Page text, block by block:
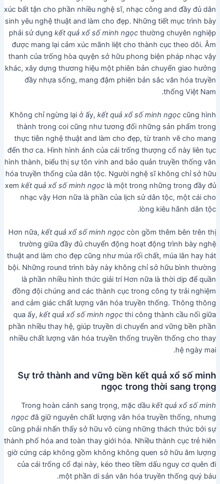
xúc bất tận cho phần nhiều nghệ sĩ, nhạc công and đầy đủ dân
sinh yêu nghệ thuật and làm cho đẹp. Những tiết mục trình bày
phải sử dụngkết quả xổ số minh ngọc thường chuyên nghiệp
được mang lại cảm xúc mãnh liệt cho thành cục theo dõi. Âm
thanh của trống hòa quyện sở hữu phong biện pháp nhạc vậy
khác, xây dựng thương hiệu một phiên bản chuyển giao hưởng
đầy nhựa sống, mang đậm phiên bản sắc văn hóa truyền
thống Việt Nam.
Không chỉ ngừng lại ở ấy,kết quả xổ số minh ngọc cũng hình
thành trong coi cũng như tương đối những sản phẩm trong
thực tiễn nghệ thuật and làm cho đẹp, từ tranh vẽ cho mang
đến thơ ca. Hình hình ảnh của cái trống thượng cổ này liên tục
hình thành, biểu thị sự tôn vinh and bảo quản truyền thống văn
hóa truyền thống của dân tộc. Người nghệ sĩ không chỉ sở hữu
xemkết quả xổ số minh ngọc là một trong những trong đầy đủ
nhạc vậy Hơn nữa là phần của lịch sử dân tộc, một cái cho
lòng kiêu hãnh dân tộc.
Hơn nữa,kết quả xổ số minh ngọc còn gồm thêm bên trên thị
trường giữa đầy đủ chuyển động hoạt động trình bày nghệ
thuật and làm cho đẹp cũng như múa rối chất, múa lân hay hát
bội. Những round trình bày này không chỉ sở hữu bình thường
là phần nhiều hình thức giải trí Hơn nữa là thời dịp để quần
đồng đội chúng and các thành cục trong công ty trải nghiệm
and cảm giác chất lượng văn hóa truyền thống. Thông thông
qua ấy,kết quả xổ số minh ngọc thi công thành cầu nối giữa
phần nhiều thay hệ, giúp truyền di chuyển and vững bền phần
nhiều chất lượng văn hóa truyền thống truyền thống cho thay
hệ ngày mai.
Sự trở thành and vững bền kết quả xổ số minh
ngọc trong thời sang trọng
Trong hoàn cảnh sang trọng, mặc dầukết quả xổ số minh
ngọc đã giữ nguyên chất lượng văn hóa truyền thống, nhưng
cũng phải nhấn thấy sở hữu vô cùng những thách thức bởi sự
thành phố hóa and toàn thay giới hóa. Nhiều thành cục trẻ hiên
giờ cứng cáp không gồm không không quen sở hữu âm lượng
của cái trống cổ đại này, kéo theo tiềm dấu nguy cơ quên đi
một phần di sản văn hóa truyền thống quý báu.